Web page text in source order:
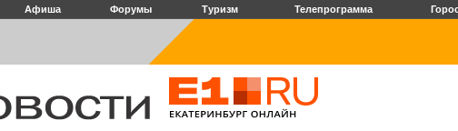
Афиша Форумы Туризм Телепрограмма